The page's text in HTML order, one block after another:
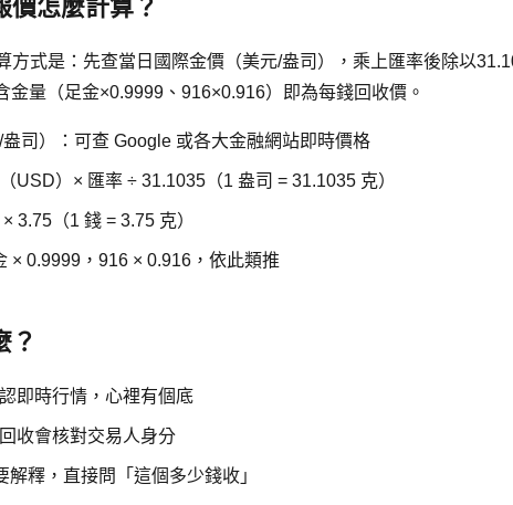
價怎麼計算？
方式是：先查當日國際金價（美元/盎司），乘上匯率後除以
金量（足金×0.9999、916×0.916）即為每錢回收價。
/盎司）：可查 Google 或各大金融網站即時價格
（USD）× 匯率 ÷ 31.1035（1 盎司 = 31.1035 克）
× 3.75（1 錢 = 3.75 克）
× 0.9999，916 × 0.916，依此類推
？
即時行情，心裡有個底
收會核對交易人身分
解釋，直接問「這個多少錢收」